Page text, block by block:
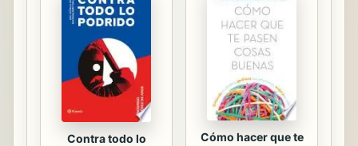
Contra todo lo
Cómo hacer que te